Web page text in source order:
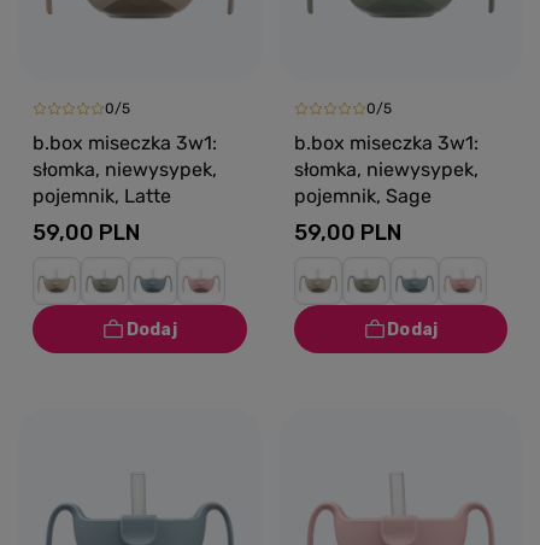
0/5
b.box miseczka 3w1:
słomka, niewysypek,
pojemnik, Latte
59,00 PLN
0/5
b.box miseczka 3w1:
słomka, niewysypek,
pojemnik, Sage
59,00 PLN